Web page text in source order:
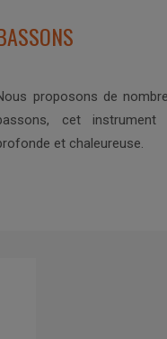
proposons de
cet
et chaleureuse.